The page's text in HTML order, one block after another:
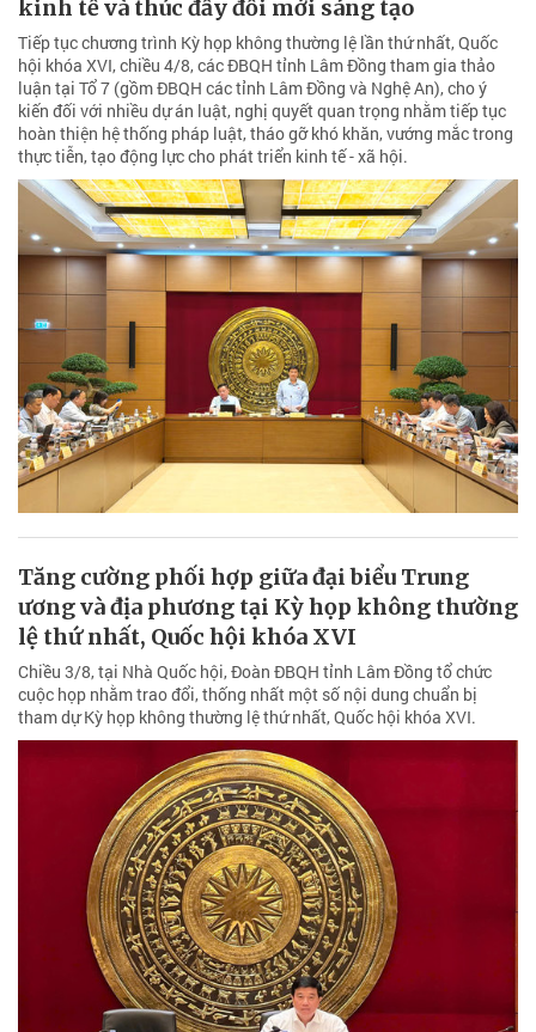
kinh tế và thúc đẩy đổi mới sáng tạo
Tiếp tục chương trình Kỳ họp không thường lệ lần thứ nhất, Quốc
hội khóa XVI, chiều 4/8, các ĐBQH tỉnh Lâm Đồng tham gia thảo
luận tại Tổ 7 (gồm ĐBQH các tỉnh Lâm Đồng và Nghệ An), cho ý
kiến đối với nhiều dự án luật, nghị quyết quan trọng nhằm tiếp tục
hoàn thiện hệ thống pháp luật, tháo gỡ khó khăn, vướng mắc trong
thực tiễn, tạo động lực cho phát triển kinh tế - xã hội.
Tăng cường phối hợp giữa đại biểu Trung
ương và địa phương tại Kỳ họp không thường
lệ thứ nhất, Quốc hội khóa XVI
Chiều 3/8, tại Nhà Quốc hội, Đoàn ĐBQH tỉnh Lâm Đồng tổ chức
cuộc họp nhằm trao đổi, thống nhất một số nội dung chuẩn bị
tham dự Kỳ họp không thường lệ thứ nhất, Quốc hội khóa XVI.